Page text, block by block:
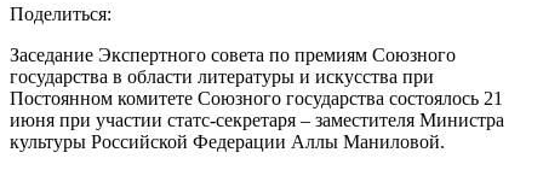
Поделиться:
Заседание Экспертного совета по премиям Союзного
государства в области литературы и искусства при
Постоянном комитете Союзного государства состоялось 21
июня при участии статс-секретаря – заместителя Министра
культуры Российской Федерации Аллы Маниловой.